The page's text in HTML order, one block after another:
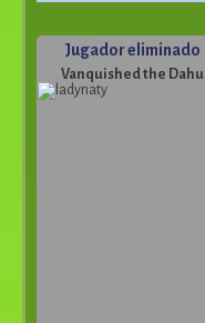
Jugador eliminado
Vanquished the Dahu